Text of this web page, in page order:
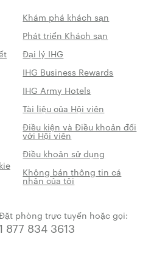
Khám phá khách sạn
Phát triển Khách sạn
Đại lý IHG
IHG Business Rewards
IHG Army Hotels
Tài liệu của Hội viên
Điều kiện và Điều khoản đối
với Hội viên
Điều khoản sử dụng
Không bán thông tin cá
nhân của tôi
phòng trực tuyến hoặc gọi:
877 834 3613